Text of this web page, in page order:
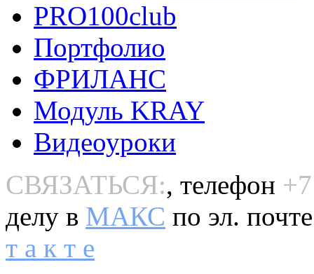
PRO100club
Портфолио
ФРИЛАНС
Модуль KRAY
Видеоуроки
СВЯЗАТЬСЯ:, телефон
делу в MAКС по эл.
т а к т е